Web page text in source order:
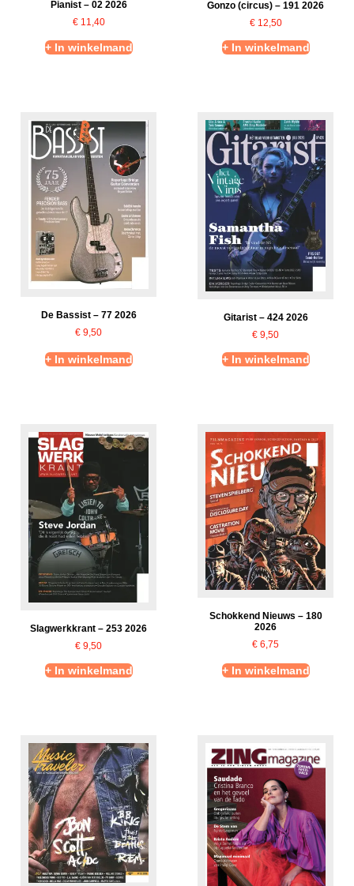
Pianist – 02 2026
€11,40
+ In winkelmand
Gonzo (circus) – 191 2026
€12,50
+ In winkelmand
De Bassist – 77 2026
€ 9,50
+ In winkelmand
Gitarist – 424 2026
€ 9,50
+ In winkelmand
Slagwerkkrant – 253 2026
€ 9,50
+ In winkelmand
Schokkend Nieuws – 180
2026
€ 6,75
+ In winkelmand